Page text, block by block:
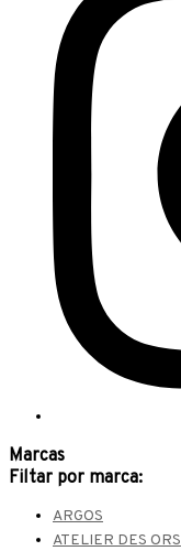
Marcas
Filtar por marca:
ARGOS
ATELIER DES ORS